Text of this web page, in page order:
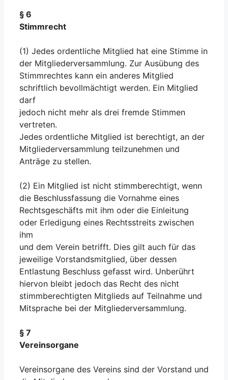
§ 6
Stimmrecht
(1) Jedes ordentliche Mitglied hat eine Stimme in
der Mitgliederversammlung. Zur Ausübung des
Stimmrechtes kann ein anderes Mitglied
schriftlich bevollmächtigt werden. Ein Mitglied
darf
jedoch nicht mehr als drei fremde Stimmen
vertreten.
Jedes ordentliche Mitglied ist berechtigt, an der
Mitgliederversammlung teilzunehmen und
Anträge zu stellen.
(2) Ein Mitglied ist nicht stimmberechtigt, wenn
die Beschlussfassung die Vornahme eines
Rechtsgeschäfts mit ihm oder die Einleitung
oder Erledigung eines Rechtsstreits zwischen
ihm
und dem Verein betrifft. Dies gilt auch für das
jeweilige Vorstandsmitglied, über dessen
Entlastung Beschluss gefasst wird. Unberührt
hiervon bleibt jedoch das Recht des nicht
stimmberechtigten Mitglieds auf Teilnahme und
Mitsprache bei der Mitgliederversammlung.
§ 7
Vereinsorgane
Vereinsorgane des Vereins sind der Vorstand und